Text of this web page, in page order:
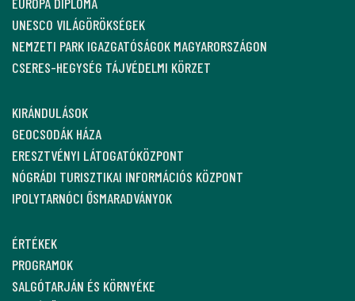
UNESCO GLOBÁLIS GEOPARKOK
EURÓPA GEOPARKJAI
EURÓPA DIPLOMA
NEMZETI PARK IGAZGATÓSÁGOK MAGYARORSZÁGON
CSERES-HEGYSÉG TÁJVÉDELMI KÖRZET
KIRÁNDULÁSOK
GEOCSODÁK HÁZA
NÓGRÁDI TURISZTIKAI INFORMÁCIÓS KÖZPONT
IPOLYTARNÓCI ŐSMARADVÁNYOK